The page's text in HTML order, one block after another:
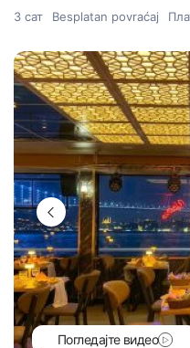
3 сат Besplatan povraćaj
Погледајте видео